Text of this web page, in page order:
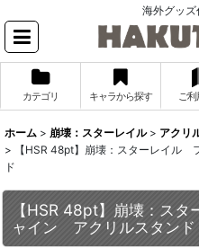
海外グッ
カテゴリ キャラから探す ご利
ホーム > 崩壊：スターレイル > アクリ
>
【HSR 48pt】崩壊：スターレイル
ド
【HSR 48pt】崩壊：ス
ャイン アクリルスタンド